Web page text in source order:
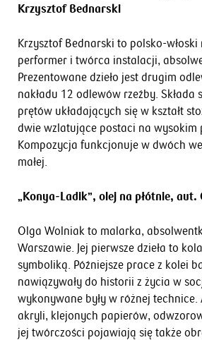
Krzysztof Bednarski
Krzysztof Bednarski to polsko-
performer i twórca instalacji,
Prezentowane dzieło jest drugim
nakładu 12 odlewów rzeźby. Składa
prętów układających się w kształt
dwie wzlatujące postaci na wysokim
Kompozycja funkcjonuje w dwóch
małej.
„Konya-Ladik”, olej na płótnie, aut.
Olga Wolniak to malarka,
Warszawie. Jej pierwsze dzieła to
symboliką. Późniejsze prace z kolei
nawiązywały do historii z życia w
wykonywane były w różnej
akryli, klejonych papierów,
jej twórczości pojawiają się także